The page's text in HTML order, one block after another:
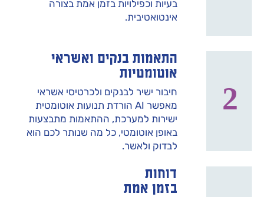
בעיות וכפילויות בזמן אמת בצורה
אינטואטיבית.
התאמות בנקים ואשראי
אוטומטיות
חיבור ישיר לבנקים ולכרטיסי אשראי
מאפשר AI הורדת תנועות אוטומטית
ישירות למערכת, ההתאמות מתבצעות
באופן אוטומטי, כל מה שנותר לכם הוא
לבדוק ולאשר.
דוחות
בזמן אמת